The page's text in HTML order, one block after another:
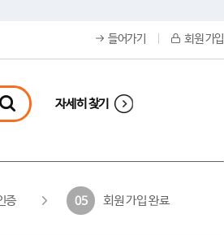
들어가기 회원 가입
자세히 찾기
증 05 회원 가입 완료